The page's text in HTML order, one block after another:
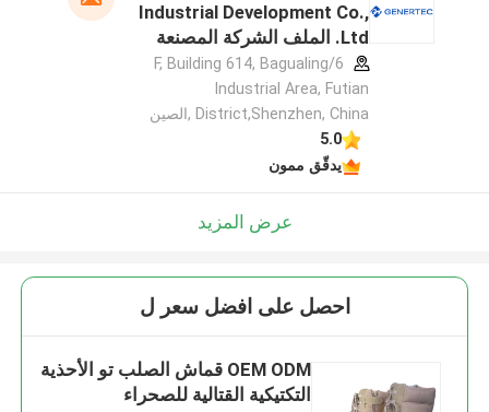
Industrial Development Co.,
Ltd. الملف الشركة المصنعة
6/F, Building 614, Bagualing
Industrial Area, Futian
District,Shenzhen, China ,الصين
5.0
يدقّق ممون
عرض المزيد
احصل على افضل سعر ل
OEM ODM قماش الصلب تو الأحذية
التكتيكية القتالية للصحراء